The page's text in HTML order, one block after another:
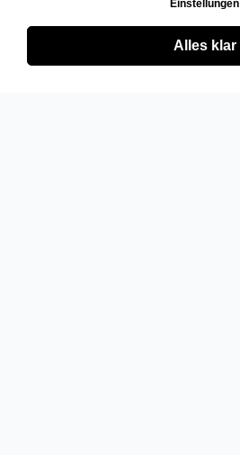
Einstellungen
Alles klar